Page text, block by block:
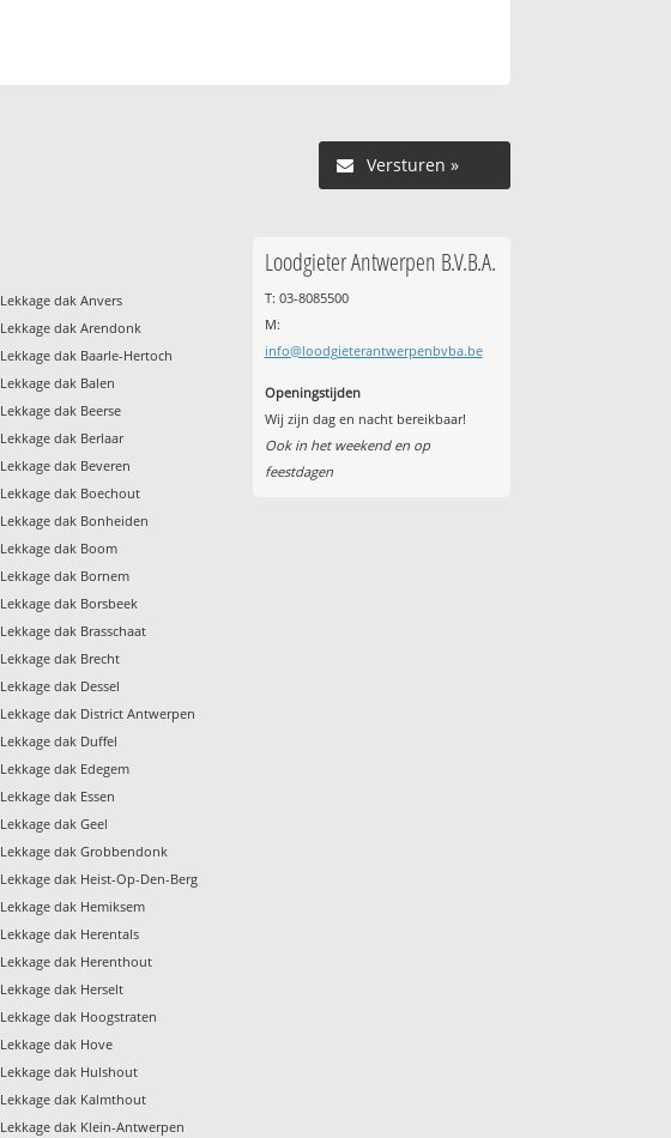
Versturen »
Lekkage dak Anvers
Lekkage dak Arendonk
Lekkage dak Baarle-Hertoch
Lekkage dak Balen
Lekkage dak Beerse
Lekkage dak Berlaar
Lekkage dak Beveren
Lekkage dak Boechout
Lekkage dak Bonheiden
Lekkage dak Boom
Lekkage dak Bornem
Lekkage dak Borsbeek
Lekkage dak Brasschaat
Lekkage dak Brecht
Lekkage dak Dessel
Lekkage dak District Antwerpen
Lekkage dak Duffel
Lekkage dak Edegem
Lekkage dak Essen
Lekkage dak Geel
Lekkage dak Grobbendonk
Lekkage dak Heist-Op-Den-Berg
Lekkage dak Hemiksem
Lekkage dak Herentals
Lekkage dak Herenthout
Lekkage dak Herselt
Lekkage dak Hoogstraten
Lekkage dak Hove
Lekkage dak Hulshout
Lekkage dak Kalmthout
Lekkage dak Klein-Antwerpen
Loodgieter Antwerpen B.V.B.A.
T: 03-8085500
M:
info@loodgieterantwerpenbvba.be
Openingstijden
Wij zijn dag en nacht bereikbaar!
Ook in het weekend en op
feestdagen